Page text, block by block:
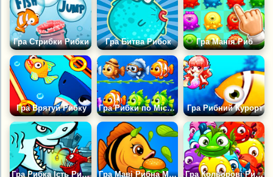
Гра Стрибки Рибки Гра Битва Рибок Гра Манія Риб
Гра Врятуй Рибку Гра Рибки по Місцях Гра Рибний Курорт
Гра Рибка Їсть Рибку 1 Гра Маві Рибна Мама Гра Кольорові Рибки: Головоломка